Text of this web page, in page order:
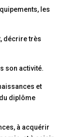
les
décrire très
son activité.
et
diplôme
à acquérir